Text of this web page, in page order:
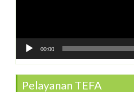
00:00
Pelayanan TEFA